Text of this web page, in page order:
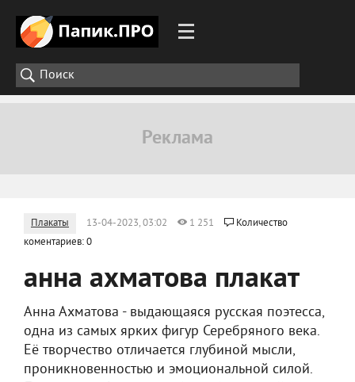
Плакаты 13-04-2023, 03:02 1 251
Количество
коментариев: 0
анна ахматова плакат
Анна Ахматова - выдающаяся русская поэтесса,
одна из самых ярких фигур Серебряного века.
Её творчество отличается глубиной мысли,
проникновенностью и эмоциональной силой.